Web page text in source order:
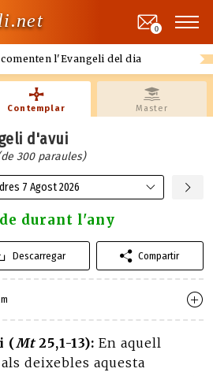
comenten l'Evangeli del dia
0
Contemplar Master
d'avui
300 paraules)
7 Agost 2026
durant l'any
Descarregar Compartir
(Mt25,1-13): En aquell
deixebles aquesta